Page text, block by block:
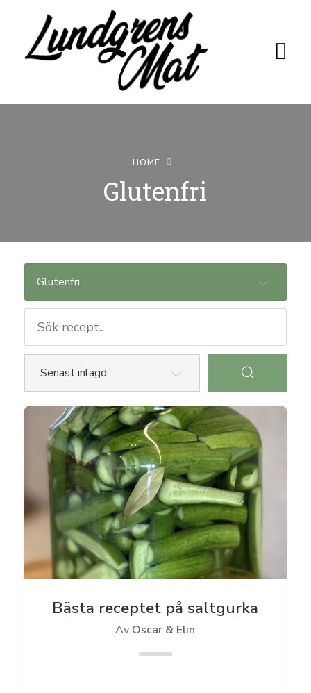
Per & Berit
Åke
Oscar & Elin
Felix & Naida
Felicia &
Micke
Vegetariskt
Lättlagat
Glutenfritt
Tips
Lägg till
HOME
Glutenfri
Glutenfri
Bästa receptet på saltgurka
Av Oscar & Elin